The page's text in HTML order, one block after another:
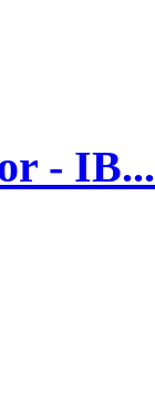
- IB...